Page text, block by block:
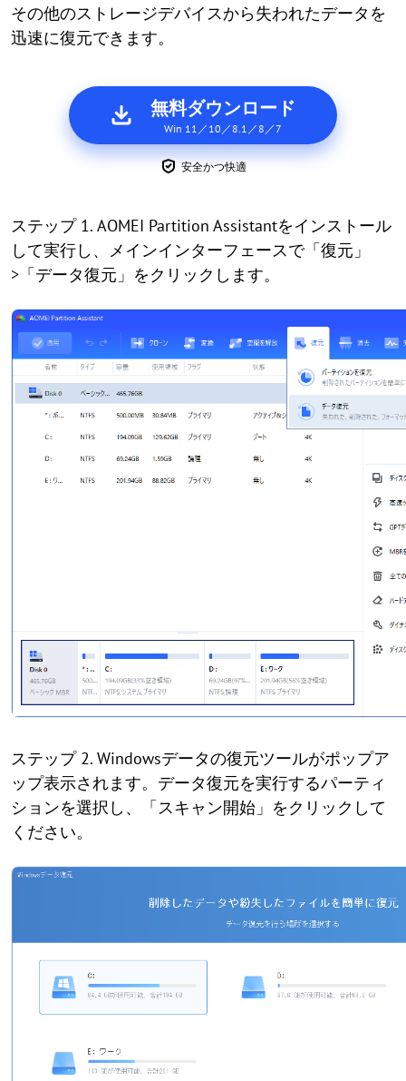
その他のストレージデバイスから失われたデータを
迅速に復元できます。
無料ダウンロード
Win 11／10／8.1／8／7
安全かつ快適
ステップ 1. AOMEI Partition Assistantをインストール
して実行し、メインインターフェースで「復元」
>「データ復元」をクリックします。
ステップ 2. Windowsデータの復元ツールがポップア
ップ表示されます。データ復元を実行するパーティ
ションを選択し、「スキャン開始」をクリックして
ください。